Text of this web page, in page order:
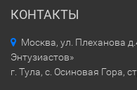
КОНТАКТЫ
Москва, ул. Плеханова
Энтузиастов»
г. Тула, с. Осиновая Гора,